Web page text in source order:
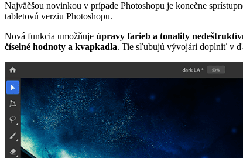
Najväčšou novinkou v prípade Photoshopu je konečne
tabletovú verziu Photoshopu.
Nová funkcia umožňuje úpravy farieb a tonality
číselné hodnoty a kvapkadla. Tie sľubujú vývojári doplniť v